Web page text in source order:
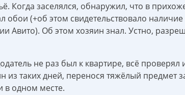
Когда заселялся, обнаружил, что в
обои (+об этом свидетельствовало наличие
Авито). Об этом хозяин знал. Устно,
не раз был к квартире, всё проверял
из таких дней, перенося тяжёлый предмет
в одном месте.